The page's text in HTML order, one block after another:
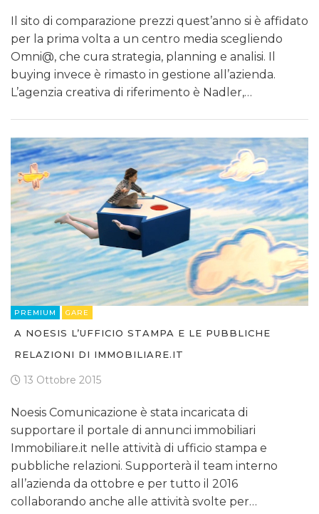
Il sito di comparazione prezzi quest’anno si è affidato
per la prima volta a un centro media scegliendo
Omni@, che cura strategia, planning e analisi. Il
buying invece è rimasto in gestione all’azienda.
L’agenzia creativa di riferimento è Nadler,…
PREMIUM GARE
A NOESIS L’UFFICIO STAMPA E LE PUBBLICHE
RELAZIONI DI IMMOBILIARE.IT
13 Ottobre 2015
Noesis Comunicazione è stata incaricata di
supportare il portale di annunci immobiliari
Immobiliare.it nelle attività di ufficio stampa e
pubbliche relazioni. Supporterà il team interno
all’azienda da ottobre e per tutto il 2016
collaborando anche alle attività svolte per…